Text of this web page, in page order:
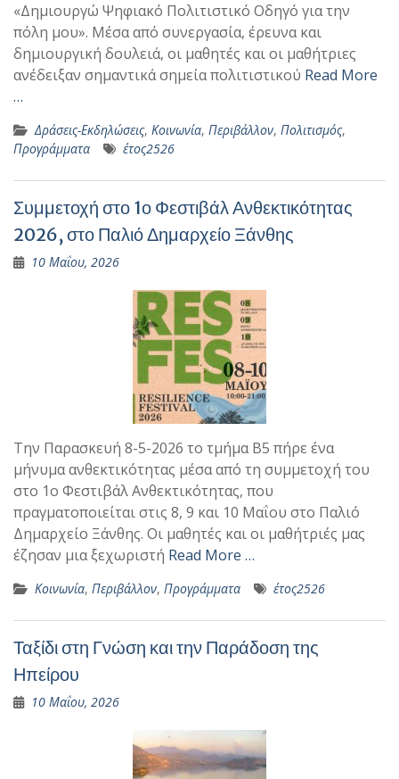
«Δημιουργώ Ψηφιακό Πολιτιστικό Οδηγό για την
πόλη μου». Μέσα από συνεργασία, έρευνα και
δημιουργική δουλειά, οι μαθητές και οι μαθήτριες
ανέδειξαν σημαντικά σημεία πολιτιστικού Read More
…
Δράσεις-Εκδηλώσεις, Κοινωνία, Περιβάλλον, Πολιτισμός,
Προγράμματα
έτος2526
Συμμετοχή στο 1ο Φεστιβάλ Ανθεκτικότητας
2026, στο Παλιό Δημαρχείο Ξάνθης
10 Μαΐου, 2026
Την Παρασκευή 8-5-2026 το τμήμα Β5 πήρε ένα
μήνυμα ανθεκτικότητας μέσα από τη συμμετοχή του
στο 1ο Φεστιβάλ Ανθεκτικότητας, που
πραγματοποιείται στις 8, 9 και 10 Μαΐου στο Παλιό
Δημαρχείο Ξάνθης. Οι μαθητές και οι μαθήτριές μας
έζησαν μια ξεχωριστή Read More …
Κοινωνία, Περιβάλλον, Προγράμματα έτος2526
Ταξίδι στη Γνώση και την Παράδοση της
Ηπείρου
10 Μαΐου, 2026